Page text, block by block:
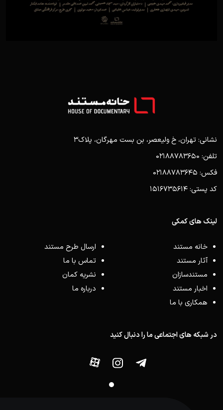
نشانی: تهران، خ ولیعصر، بن بست مهرگان، پلاک3
تلفن: 02188783650
فکس: 02188783645
کد پستی: 1516735614
لینک های کمکی
خانه مستند
آثار مستند
مستندسازان
اخبار مستند
همکاری با ما
ارسال طرح مستند
تماس با ما
نشریه کمان
درباره ما
در شبکه های اجتماعی ما را دنبال کنید